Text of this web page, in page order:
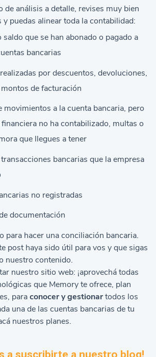
de análisis a detalle, revises muy bien
puedas alinear toda la contabilidad:
saldo que se han abonado o pagado a
bancarias
por descuentos, devoluciones,
de facturación
movimientos a la cuenta bancaria, pero
no ha contabilizado, multas o
que llegues a tener
bancarias que la empresa
no registradas
documentación
para hacer una conciliación bancaria.
post haya sido útil para vos y que sigas
nuestro contenido.
nuestro sitio web: ¡aprovechá todas
que Memory te ofrece, plan
, paraconocer y gestionartodos los
una de las cuentas bancarias de tu
nuestros planes.